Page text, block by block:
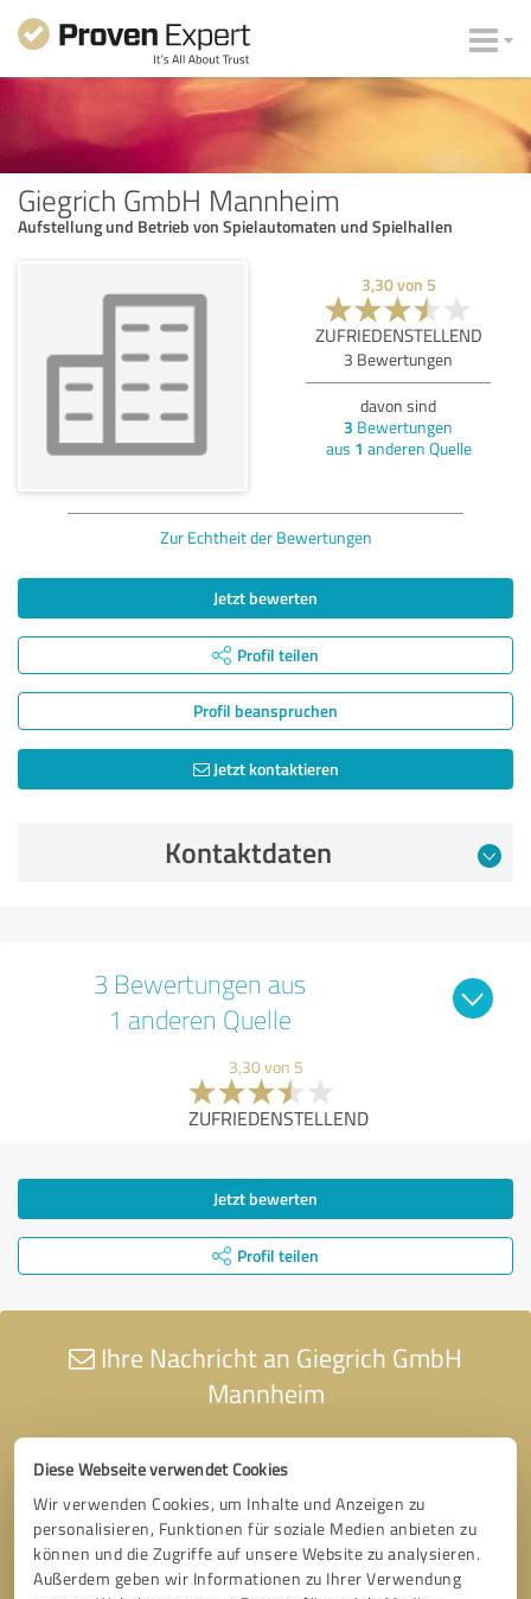
Diese Webseite verwendet Cookies
Wir verwenden Cookies, um Inhalte und Anzeigen zu
personalisieren, Funktionen für soziale Medien anbieten zu
können und die Zugriffe auf unsere Website zu analysieren.
Außerdem geben wir Informationen zu Ihrer Verwendung
Giegrich GmbH Mannheim
Aufstellung und Betrieb von Spielautomaten und Spielhallen
3,30von 5
ZUFRIEDENSTELLEND
3 Bewertungen
davon sind
3 Bewertungen
aus 1 anderen Quelle
Zur Echtheit der Bewertungen
Jetzt bewerten
Profil teilen
Profil beanspruchen
Jetzt kontaktieren
Kontaktdaten
3 Bewertungen aus
1 anderen Quelle
3,30 von 5
ZUFRIEDENSTELLEND
Jetzt bewerten
Profil teilen
Ihre Nachricht an Giegrich GmbH
Mannheim